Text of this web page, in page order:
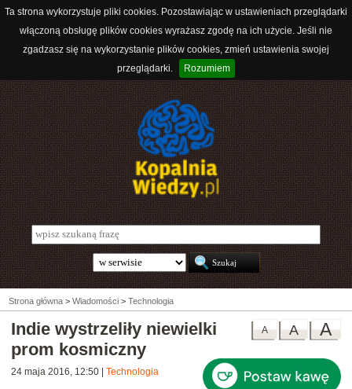
Ta strona wykorzystuje pliki cookies. Pozostawiając w ustawieniach przeglądarki
włączoną obsługę plików cookies wyrażasz zgodę na ich użycie. Jeśli nie
zgadzasz się na wykorzystanie plików cookies, zmień ustawienia swojej
przeglądarki.
Rozumiem
Strona główna > Wiadomości > Technologia
A
A
A
Indie wystrzeliły niewielki
prom kosmiczny
24 maja 2016, 12:50 Technologia